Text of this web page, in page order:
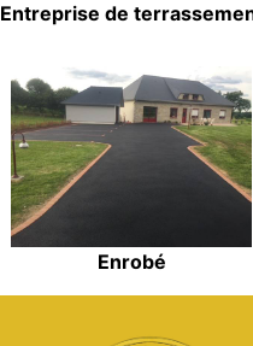
Entreprise de
Enrobé